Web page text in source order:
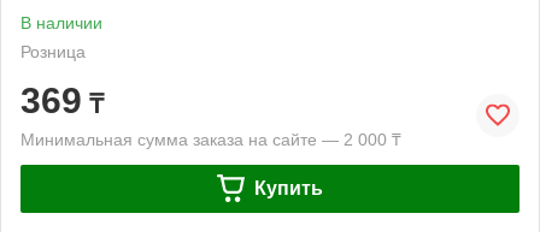
В наличии
Розница
369 ₸
Минимальная сумма заказа на сайте — 2 000 ₸
Купить